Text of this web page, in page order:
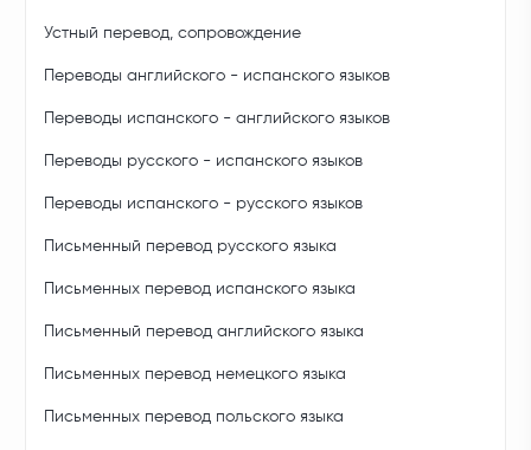
Устный перевод, сопровождение
Переводы английского - испанского языков
Переводы испанского - английского языков
Переводы русского - испанского языков
Переводы испанского - русского языков
Письменный перевод русского языка
Письменных перевод испанского языка
Письменный перевод английского языка
Письменных перевод немецкого языка
Письменных перевод польского языка